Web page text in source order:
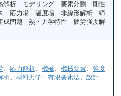
解析 モデリング 要素分割 剛性
応力場 温度場 非線形解析 締
問題 熱・力学特性 疲労強度解
、 応力解析、 機械、 機械要素、 強度
析、 材料力学・有限要素法、 設計・